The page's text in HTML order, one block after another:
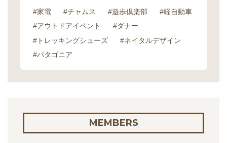
#家電 #チャムス #遊歩倶楽部
#軽自動車
#アウトドアイベント
#ダナー
#トレッキングシューズ
#ネイタルデザイン
#パタゴニア
MEMBERS